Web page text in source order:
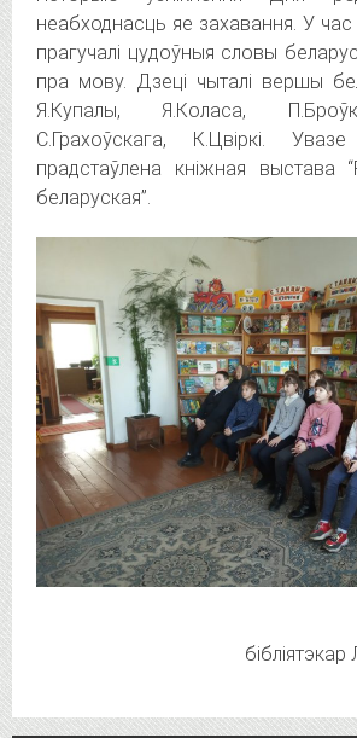
неабходнасць яе захавання. У
прагучалі цудоўныя словы
пра мову. Дзеці чыталі вершы
Я.Купалы, Я.Коласа,
С.Грахоўскага, К.Цвіркі.
прадстаўлена кніжная выстава
беларуская”.